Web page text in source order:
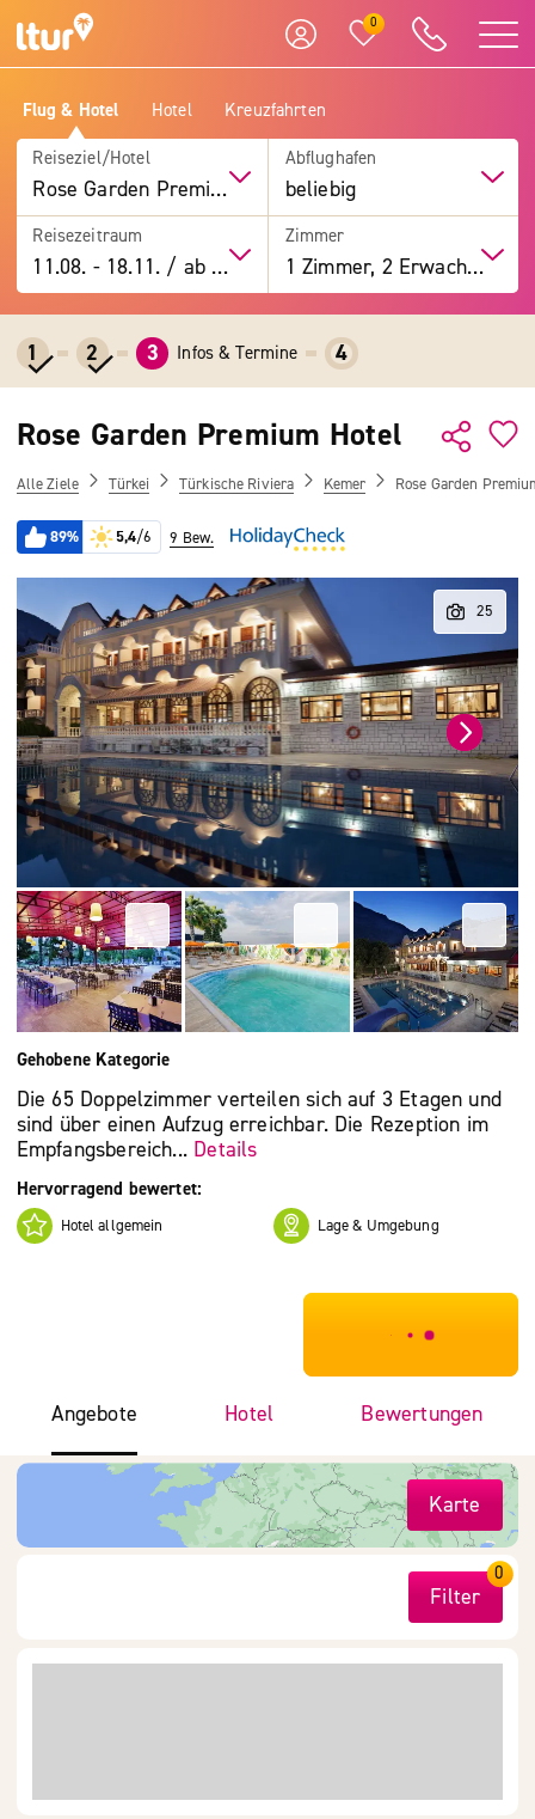
0
Flug & Hotel Hotel Kreuzfahrten
Reiseziel/Hotel
Rose Garden Premium Hotel
Abflughafen
beliebig
Reisezeitraum
11.08. -18.11. / ab 7 Tage
Zimmer
1 Zimmer, 2 Erwachsene
1 2 3 Infos & Termine 4
Rose Garden Premium Hotel
Alle Ziele Türkei Türkische Riviera Kemer Rose Garden
89% 5,4/6 9 Bew.
Gehobene Kategorie
Die 65 Doppelzimmer verteilen sich auf 3 Etagen und
sind über einen Aufzug erreichbar. Die Rezeption im
Empfangsbereich... Details
Hervorragend bewertet:
Hotel allgemein Lage & Umgebung
***************
Angebote Hotel Bewertungen
Karte
Filter
0